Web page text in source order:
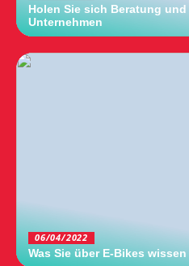
Holen Sie sich Beratung
Unternehmen
06/04/2022
Was Sie über E-Bikes